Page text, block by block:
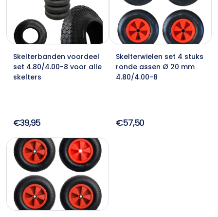
Skelterbanden voordeel
set 4.80/4.00-8 voor alle
skelters
€39,95
Skelterwielen set 4 stuks
ronde assen Ø 20 mm
4.80/4.00-8
€57,50